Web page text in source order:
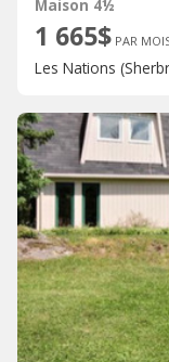
Maison 4½
1 665$ PAR
Les Nations